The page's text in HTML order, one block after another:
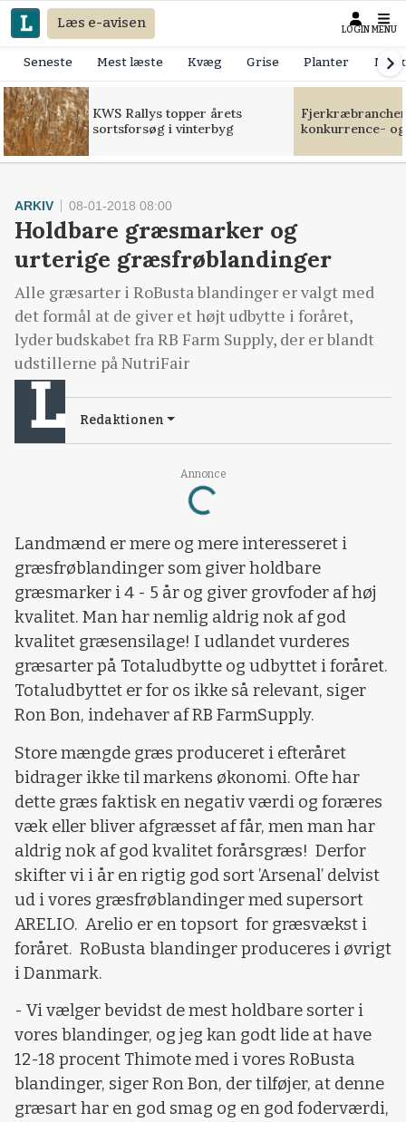
Læs e-avisen LOGIN MENU
Seneste Mest læste Kvæg Grise Planter
KWS Rallys topper årets
sortsforsøg i vinterbyg
konkurrence-
Annonce
Loading...
ARKIV 08-01-2018 08:00
Holdbare græsmarker og
urterige græsfrøblandinger
Alle græsarter i RoBusta blandinger er valgt med
det formål at de giver et højt udbytte i foråret,
lyder budskabet fra RB Farm Supply, der er blandt
udstillerne på NutriFair
Redaktionen
Landmænd er mere og mere interesseret i
græsfrøblandinger som giver holdbare
græsmarker i 4 - 5 år og giver grovfoder af høj
kvalitet. Man har nemlig aldrig nok af god
kvalitet græsensilage! I udlandet vurderes
græsarter på Totaludbytte og udbyttet i foråret.
Totaludbyttet er for os ikke så relevant, siger
Ron Bon, indehaver af RB FarmSupply.
Store mængde græs produceret i efteråret
bidrager ikke til markens økonomi. Ofte har
dette græs faktisk en negativ værdi og foræres
væk eller bliver afgræsset af får, men man har
aldrig nok af god kvalitet forårsgræs! Derfor
skifter vi i år en rigtig god sort ’Arsenal’ delvist
ud i vores græsfrøblandinger med supersort
ARELIO. Arelio er en topsort for græsvækst i
foråret. RoBusta blandinger produceres i øvrigt
i Danmark.
- Vi vælger bevidst de mest holdbare sorter i
vores blandinger, og jeg kan godt lide at have
12-18 procent Thimote med i vores RoBusta
blandinger, siger Ron Bon, der tilføjer, at denne
græsart har en god smag og en god foderværdi,